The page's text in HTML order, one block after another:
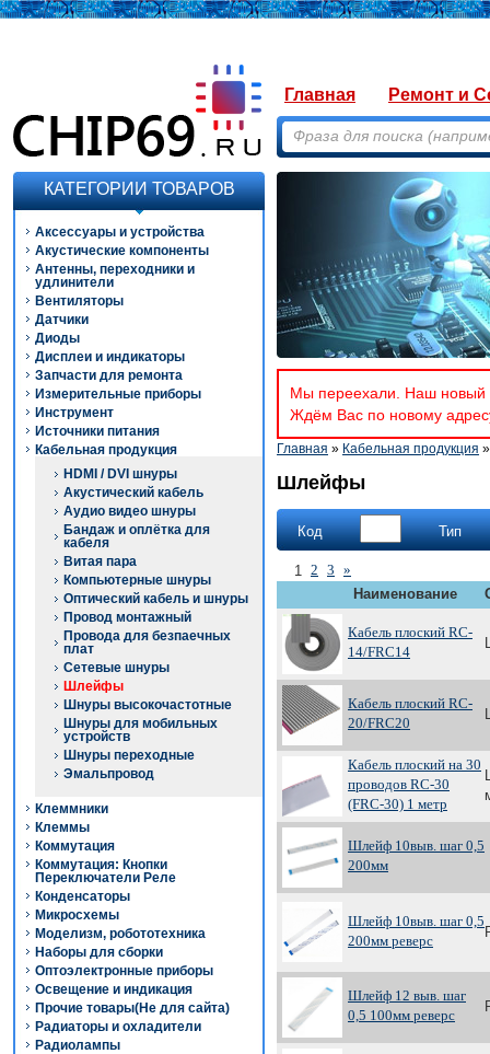
Главная Ремонт и
КАТЕГОРИИ ТОВАРОВ
Аксессуары и устройства
Акустические компоненты
Антенны, переходники и
удлинители
Вентиляторы
Датчики
Диоды
Дисплеи и индикаторы
Запчасти для ремонта
Измерительные приборы
Инструмент
Источники питания
Кабельная продукция
HDMI / DVI шнуры
Акустический кабель
Аудио видео шнуры
Бандаж и оплётка для
кабеля
Витая пара
Компьютерные шнуры
Оптический кабель и шнуры
Провод монтажный
Провода для безпаечных
плат
Сетевые шнуры
Шлейфы
Шнуры высокочастотные
Шнуры для мобильных
устройств
Шнуры переходные
Эмальпровод
Клеммники
Клеммы
Коммутация
Коммутация: Кнопки
Переключатели Реле
Конденсаторы
Микросхемы
Моделизм, робототехника
Наборы для сборки
Оптоэлектронные приборы
Освещение и индикация
Прочие товары(Не для сайта)
Радиаторы и охладители
Радиолампы
Мы переехали. Наш новый
Ждём Вас по новому
Главная » Кабельная продукция
Шлейфы
Код Тип
1 2 3 »
Наименование
Кабель плоский RC-
14/FRC14
Кабель плоский RC-
20/FRC20
Кабель плоский на 30
проводов RC-30
(FRC-30) 1 метр
Шлейф 10выв. шаг 0,5
200мм
Шлейф 10выв. шаг 0,5
200мм реверс
Шлейф 12 выв. шаг
0,5 100мм реверс